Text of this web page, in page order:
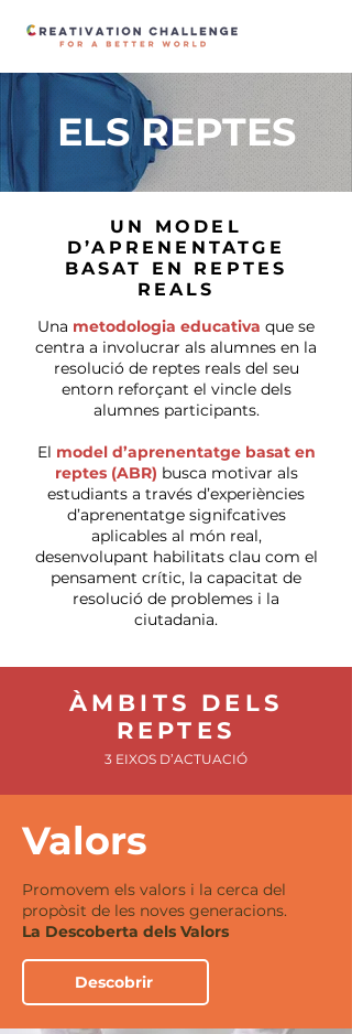
ELS REPTES
UN MODEL
D’APRENENTATGE
BASAT EN REPTES
REALS
Una metodologia educativa que se
centra a involucrar als alumnes en la
resolució de reptes reals del seu
entorn reforçant el vincle dels
alumnes participants.
El model d’aprenentatge basat en
reptes (ABR) busca motivar als
estudiants a través d’experiències
d’aprenentatge signifcatives
aplicables al món real,
desenvolupant habilitats clau com el
pensament crític, la capacitat de
resolució de problemes i la
ciutadania.
ÀMBITS DELS
REPTES
3 EIXOS D’ACTUACIÓ
Valors
Promovem els valors i la cerca del
propòsit de les noves generacions.
La Descoberta dels Valors
Descobrir